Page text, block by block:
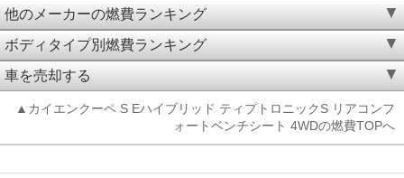
他のメーカーの燃費ランキング
ボディタイプ別燃費ランキング
車を売却する
▲カイエンクーペ S Eハイブリッド ティプトロニックS リアコンフ
ォートベンチシート 4WDの燃費TOPへ